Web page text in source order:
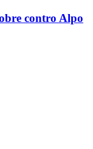
contro Alpo